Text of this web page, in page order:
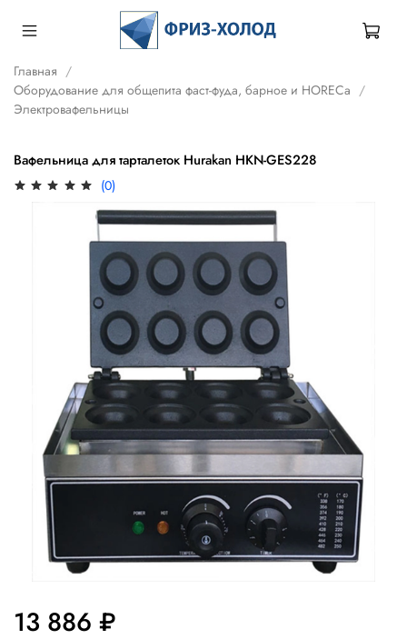
Главная
Оборудование для общепита фаст-фуда, барное и HORECa
Электровафельницы
Вафельница для тарталеток Hurakan HKN-GES228
(0)
13 886 ₽